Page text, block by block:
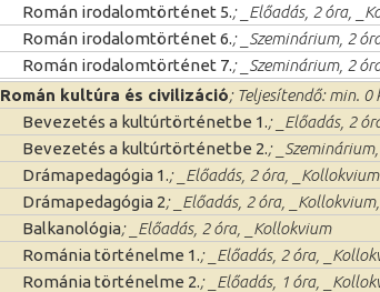
Román irodalomtörténet 5.; _Előadás, 2 óra,
Román irodalomtörténet 6.; _Szeminárium, 2
Román irodalomtörténet 7.; _Szeminárium, 2
Román kultúra és civilizáció; Teljesítendő: min. 0
Bevezetés a kultúrtörténetbe 1.; _Előadás, 2
Bevezetés a kultúrtörténetbe 2.;
Drámapedagógia 1.; _Előadás, 2 óra, _Kollokvium
Drámapedagógia 2; _Előadás, 2 óra, _Kollokvium,
Balkanológia; _Előadás, 2 óra, _Kollokvium
Románia történelme 1.; _Előadás, 2 óra,
Románia történelme 2.; _Előadás, 1 óra,